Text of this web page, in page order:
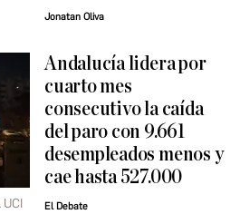
Jonatan Oliva
UCI
Andalucía lidera por
cuarto mes
consecutivo la caída
del paro con 9.661
desempleados menos y
cae hasta 527.000
El Debate